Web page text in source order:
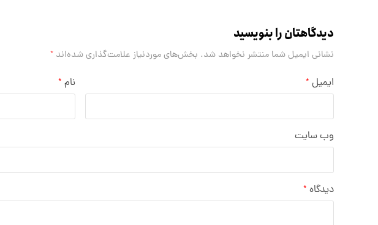
دیدگاهتان را بنویسید
نشانی ایمیل شما منتشر نخواهد شد. بخش‌های موردنیاز علامت‌گذاری شده‌اند *
نام * ایمیل *
وب‌ سایت
دیدگاه *